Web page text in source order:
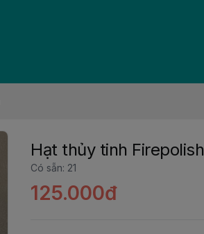
Hạt thủy tinh Firepolish
Có sẵn: 21
125.000đ